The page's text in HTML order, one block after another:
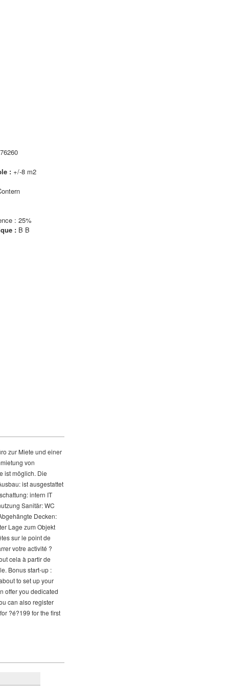
: +/-8 m2
: 25%
: B B
zur Miete und einer
von
ist möglich. Die
ist ausgestattet
intern IT
Sanitär: WC
Decken:
Lage zum Objekt
sur le point de
votre activité ?
cela à partir de
Bonus start-up :
to set up your
offer you dedicated
can also register
?é?199 for the first